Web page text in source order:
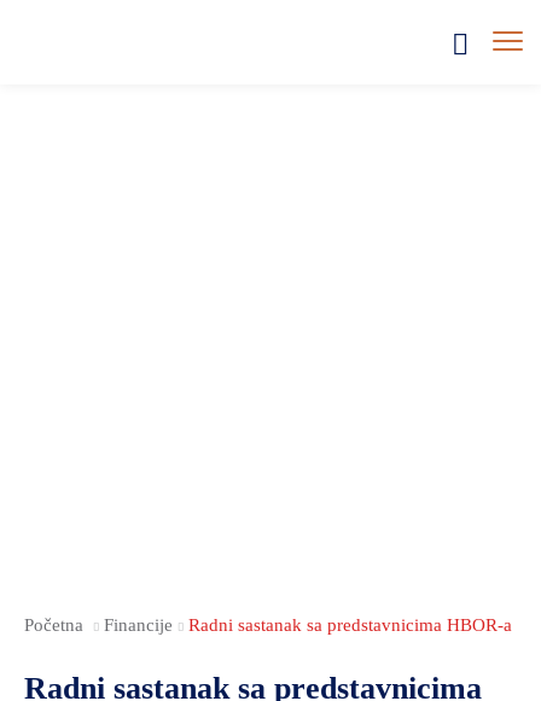
Početna Financije Radni sastanak sa predstavnicima HBOR-a
Radni sastanak sa predstavnicima